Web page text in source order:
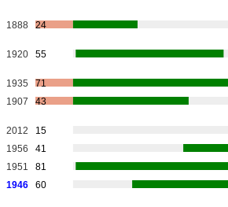
1888 24
1920 55
1935
71
1907 43
2012
15
1956
41
1951
81
1946 60